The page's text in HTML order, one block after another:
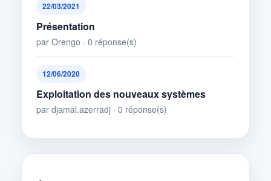
22/03/2021
Présentation
par Orengo · 0 réponse(s)
12/06/2020
Exploitation des nouveaux systèmes
par djamal.azerradj · 0 réponse(s)